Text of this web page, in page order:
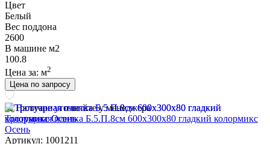
Цвет
Белый
Вес поддона
2600
В машине м2
100.8
Цена за: м2
Цена по запросу
Наличие уточняйте у менеджера
Тротуарная плитка Б.5.П.8см 600х300х80 гладкий колормикс
Осень
Артикул: 1001211